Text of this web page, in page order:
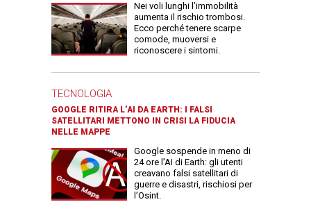
Nei voli lunghi l’immobilità
aumenta il rischio trombosi.
Ecco perché tenere scarpe
comode, muoversi e
riconoscere i sintomi.
TECNOLOGIA
GOOGLE RITIRA L’AI DA EARTH: I FALSI
SATELLITARI METTONO IN CRISI LA FIDUCIA
NELLE MAPPE
Google sospende in meno di
24 ore l’AI di Earth: gli utenti
creavano falsi satellitari di
guerre e disastri, rischiosi per
l’Osint.